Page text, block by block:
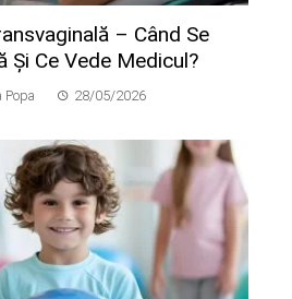
– Când Se
Și Ce Vede Medicul?
Popa 28/05/2026